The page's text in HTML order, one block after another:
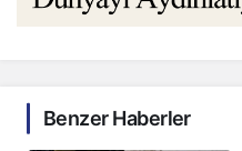
Benzer Haberler